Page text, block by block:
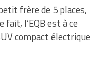
frère de 5 places,
fait, l’EQB est à ce
compact électrique